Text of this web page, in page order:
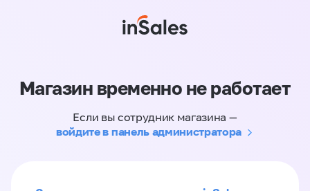
Магазин временно не работает
Если вы сотрудник магазина —
войдите в панель администратора